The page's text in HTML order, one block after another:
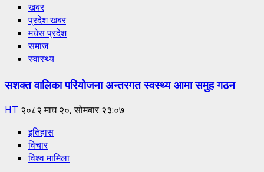
खबर
प्रदेश खबर
मधेस प्रदेश
समाज
स्वास्थ्य
सशक्त वालिका परियोजना अन्तरगत स्वस्थ्य आमा समुह गठन
HT २०८२ माघ २०, सोमबार २३:०७
इतिहास
विचार
विश्व मामिला